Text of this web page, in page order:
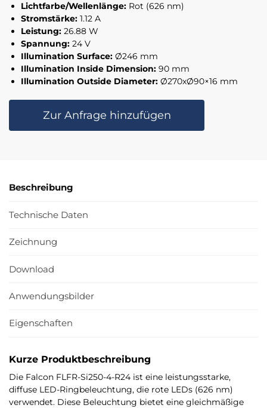
Lichtfarbe/Wellenlänge: Rot (626 nm)
Stromstärke: 1.12 A
Leistung: 26.88 W
Spannung: 24 V
Illumination Surface: Ø246 mm
Illumination Inside Dimension: 90 mm
Illumination Outside Diameter: Ø270xØ90×16 mm
Zur Anfrage hinzufügen
Beschreibung
Technische Daten
Zeichnung
Download
Anwendungsbilder
Eigenschaften
Kurze Produktbeschreibung
Die Falcon FLFR-Si250-4-R24 ist eine leistungsstarke,
diffuse LED-Ringbeleuchtung, die rote LEDs (626 nm)
verwendet. Diese Beleuchtung bietet eine gleichmäßige